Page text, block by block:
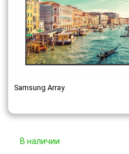
Samsung Array
В наличии